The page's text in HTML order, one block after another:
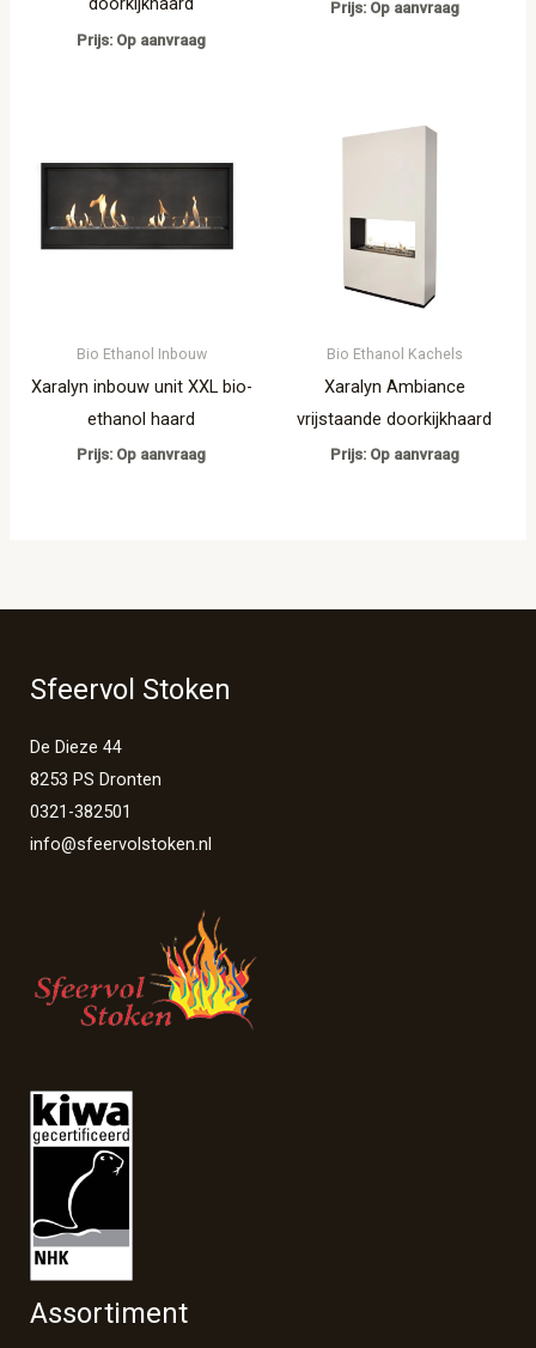
Prijs: Op aanvraag
Prijs: Op aanvraag
Bio Ethanol Inbouw
Xaralyn inbouw unit XXL bio-
ethanol haard
Prijs: Op aanvraag
Bio Ethanol Kachels
Xaralyn Ambiance
vrijstaande doorkijkhaard
Prijs: Op aanvraag
Sfeervol Stoken
De Dieze 44
8253 PS Dronten
0321-382501
info@sfeervolstoken.nl
Assortiment